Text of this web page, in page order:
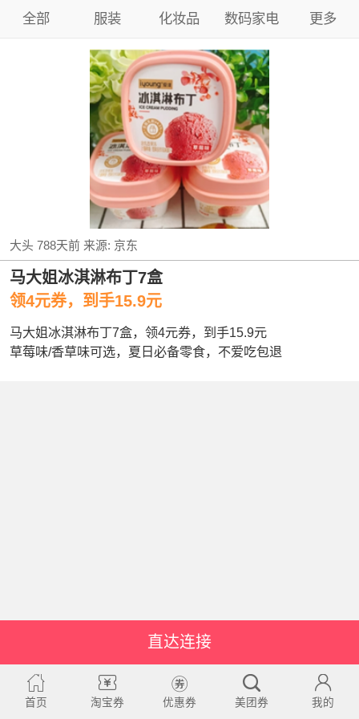
全部 服装 化妆品 数码家电 更多
大头 788天前来源: 京东
马大姐冰淇淋布丁7盒
领4元券，到手15.9元
马大姐冰淇淋布丁7盒，领4元券，到手15.9元
草莓味/香草味可选，夏日必备零食，不爱吃包退
直达连接
首页 淘宝券 优惠券 美团券 我的